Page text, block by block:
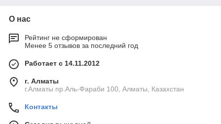
О нас
Рейтинг не сформирован
Менее 5 отзывов за последний год
Работает с 14.11.2012
г. Алматы
г.Алматы пр.Аль-Фараби 100, Алматы, Казахстан
Контакты